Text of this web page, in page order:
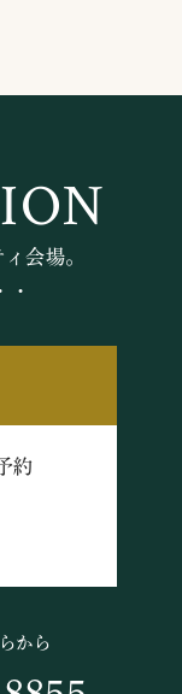
会場。
・
約
から